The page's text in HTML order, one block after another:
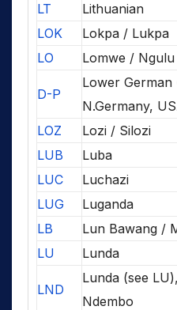
LT
Lithuanian
LOK
Lokpa / Lukpa
LO
Lomwe / Ngulu
D-P
Lower German
N.Germany,
LOZ
Lozi / Silozi
LUB
Luba
LUC
Luchazi
LUG
Luganda
LB
Lun Bawang /
LU
Lunda
LND
Lunda (see
Ndembo